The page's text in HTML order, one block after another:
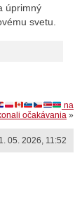
úprimný
svetu.
na
očakávania »
05. 2026, 11:52